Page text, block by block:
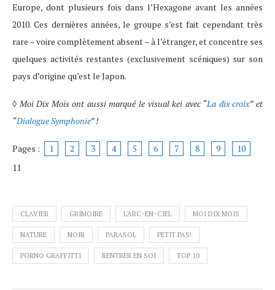
Europe, dont plusieurs fois dans l’Hexagone avant les années
2010. Ces dernières années, le groupe s’est fait cependant très
rare – voire complètement absent – à l’étranger, et concentre ses
quelques activités restantes (exclusivement scéniques) sur son
pays d’origine qu’est le Japon.
◊ Moi Dix Mois ont aussi marqué le visual kei avec “La dix croix” et
“Dialogue Symphonie” !
Pages : 1 2 3 4 5 6 7 8 9
10
11
CLAVIER GRIMOIRE L'ARC~EN~CIEL MOI DIX MOIS
NATURE NOIR PARASOL PETIT PAS!
PORNO GRAFFITTI RENTRER EN SOI TOP 10